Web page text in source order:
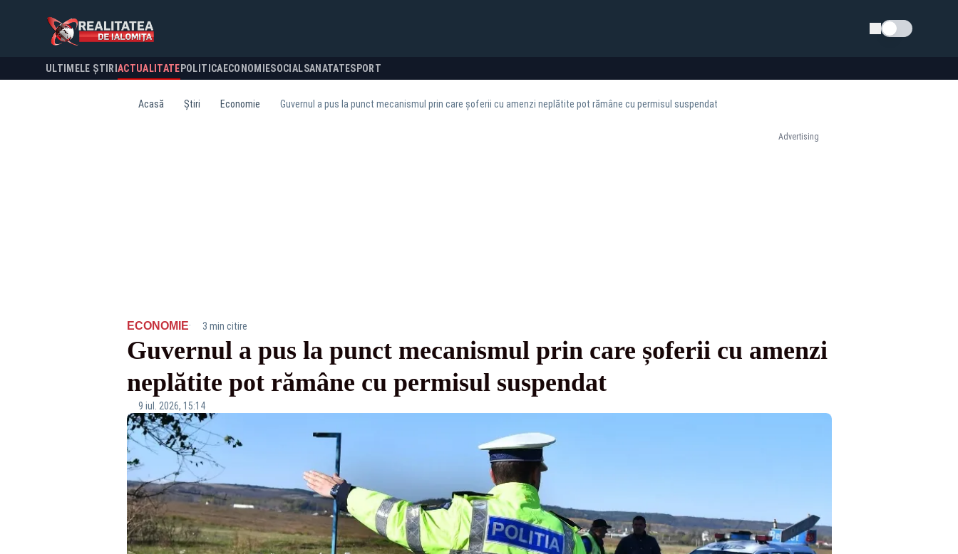
Schimba tema
ULTIMELE ȘTIRI ACTUALITATE POLITICA ECONOMIESOCIALSANATATESPORT
Acasă Știri Economie Guvernul a pus la punct mecanismul prin care șoferii cu amenzi neplătite pot rămâne cu permisul suspendat
Advertising
ECONOMIE· 3 min citire
Guvernul a pus la punct mecanismul prin care șoferii cu amenzi
neplătite pot rămâne cu permisul suspendat
9 iul. 2026, 15:14